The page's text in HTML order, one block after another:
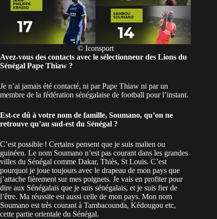
© Iconsport
Avez-vous des contacts avec le sélectionneur des Lions du
Sénégal Pape Thiaw ?
Je n’ai jamais été contacté, ni par Pape Thiaw ni par un
membre de la fédération sénégalaise de football pour l’instant.
Est-ce dû à votre nom de famille, Soumano, qu’on ne
retrouve qu’au sud-est du Sénégal ?
C’est possible ! Certains pensent que je suis malien ou
guinéen. Le nom Soumano n’est pas courant dans les grandes
villes du Sénégal comme Dakar, Thiès, St Louis. C’est
pourquoi je joue toujours avec le drapeau de mon pays que
j’attache fièrement sur mes poignets. Je vais en profiter pour
dire aux Sénégalais que je suis sénégalais, et je suis fier de
l’être. Ma réussite est aussi celle de mon pays. Mon nom
Soumano est très courant à Tambacounda, Kédougou etc,
cette partie orientale du Sénégal.